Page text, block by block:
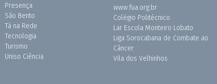
Presença
São Bento
Tá na Rede
Tecnologia
Turismo
Uniso Ciência
www.fua.org.br
Colégio Politécnico
Lar Escola Monteiro Lobato
Liga Sorocabana de Combate ao
Câncer
Vila dos Velhinhos